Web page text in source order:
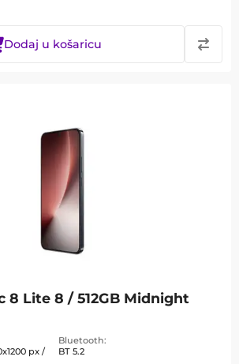
Dodaj u košaricu
8 Lite 8 / 512GB Midnight
px /
Bluetooth
BT 5.2